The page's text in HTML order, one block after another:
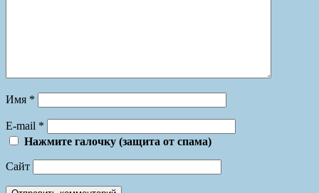
Имя *
E-mail *
Нажмите галочку (защита от спама)
Сайт